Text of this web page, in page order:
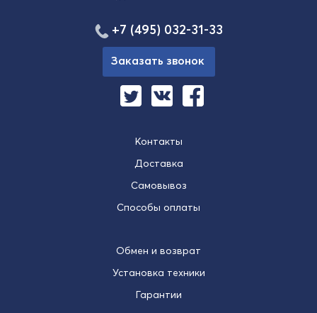
Контакты
Доставка
Самовывоз
Способы оплаты
Обмен и возврат
Установка техники
Гарантии
+7 (495) 032-31-33
Заказать звонок